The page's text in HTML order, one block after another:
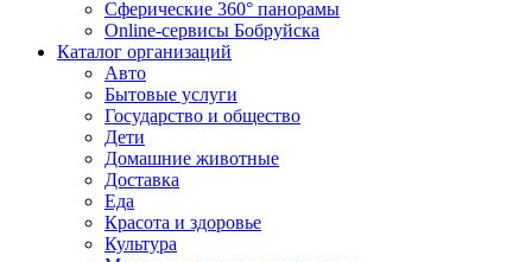
Сферические 360° панорамы
Online-сервисы Бобруйска
Каталог организаций
Авто
Бытовые услуги
Государство и общество
Дети
Домашние животные
Доставка
Еда
Красота и здоровье
Культура